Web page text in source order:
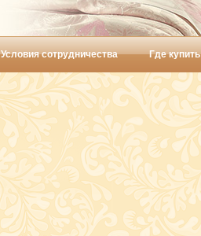
Условия сотрудничества Где купить